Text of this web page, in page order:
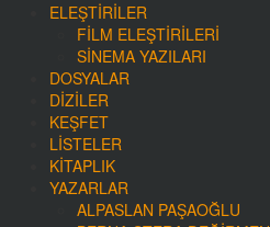
ELEŞTIRILER
FILM ELEŞTIRILERI
SINEMA YAZILARI
DOSYALAR
DIZILER
KEŞFET
LISTELER
KITAPLIK
YAZARLAR
ALPASLAN PAŞAOĞLU